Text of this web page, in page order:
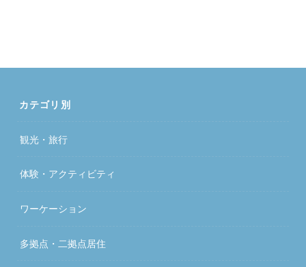
カテゴリ別
観光・旅行
体験・アクティビティ
ワーケーション
多拠点・二拠点居住